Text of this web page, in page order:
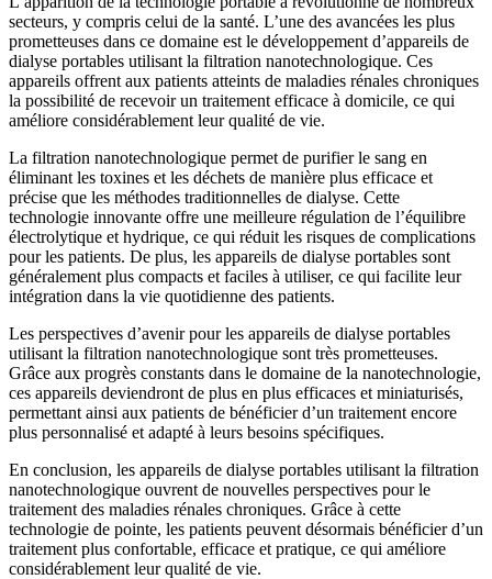
secteurs, y compris celui de la santé. L’une des avancées les plus
prometteuses dans ce domaine est le développement d’appareils de
dialyse portables utilisant la filtration nanotechnologique. Ces
appareils offrent aux patients atteints de maladies rénales chroniques
la possibilité de recevoir un traitement efficace à domicile, ce qui
améliore considérablement leur qualité de vie.
La filtration nanotechnologique permet de purifier le sang en
éliminant les toxines et les déchets de manière plus efficace et
précise que les méthodes traditionnelles de dialyse. Cette
technologie innovante offre une meilleure régulation de l’équilibre
électrolytique et hydrique, ce qui réduit les risques de complications
pour les patients. De plus, les appareils de dialyse portables sont
généralement plus compacts et faciles à utiliser, ce qui facilite leur
intégration dans la vie quotidienne des patients.
Les perspectives d’avenir pour les appareils de dialyse portables
utilisant la filtration nanotechnologique sont très prometteuses.
Grâce aux progrès constants dans le domaine de la nanotechnologie,
ces appareils deviendront de plus en plus efficaces et miniaturisés,
permettant ainsi aux patients de bénéficier d’un traitement encore
plus personnalisé et adapté à leurs besoins spécifiques.
En conclusion, les appareils de dialyse portables utilisant la filtration
nanotechnologique ouvrent de nouvelles perspectives pour le
traitement des maladies rénales chroniques. Grâce à cette
technologie de pointe, les patients peuvent désormais bénéficier d’un
traitement plus confortable, efficace et pratique, ce qui améliore
considérablement leur qualité de vie.